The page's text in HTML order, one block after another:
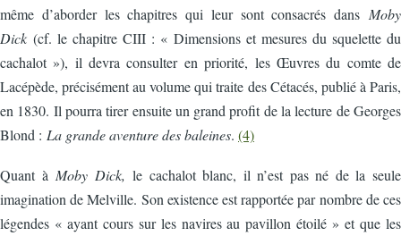
même d’aborder les chapitres qui leur sont consacrés dans Moby
Dick(cf. le chapitre CIII : « Dimensions et mesures du squelette du
cachalot »), il devra consulter en priorité, les Œuvres du comte de
Lacépède, précisément au volume qui traite des Cétacés, publié à Paris,
en 1830. Il pourra tirer ensuite un grand profit de la lecture de Georges
Blond : La grande aventure des baleines. (4)
Quant à Moby Dick, le cachalot blanc, il n’est pas né de la seule
imagination de Melville. Son existence est rapportée par nombre de ces
légendes « ayant cours sur les navires au pavillon étoilé » et que les